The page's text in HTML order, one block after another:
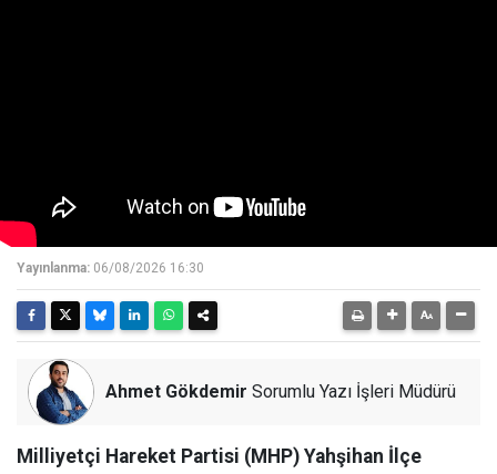
Yayınlanma: 06/08/2026 16:30
Ahmet Gökdemir Sorumlu Yazı İşleri Müdürü
Milliyetçi Hareket Partisi (MHP) Yahşihan İlçe